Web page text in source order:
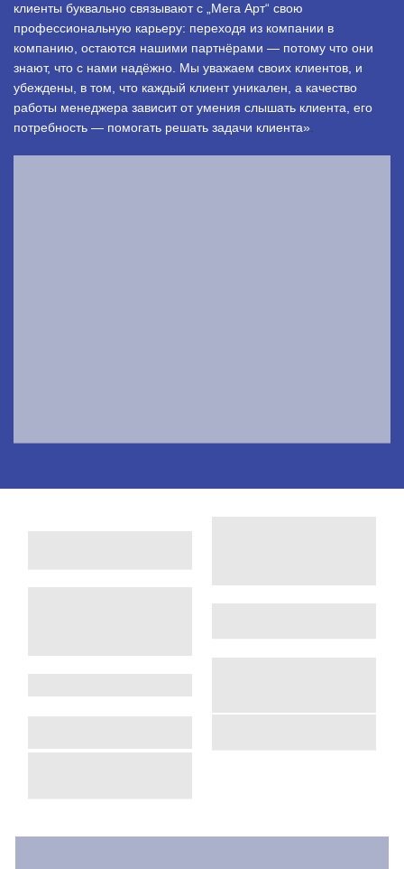
клиенты буквально связывают с „Мега Арт“ свою
профессиональную карьеру: переходя из компании в
компанию, остаются нашими партнёрами — потому что они
знают, что с нами надёжно. Мы уважаем своих клиентов, и
убеждены, в том, что каждый клиент уникален, а качество
работы менеджера зависит от умения слышать клиента, его
потребность — помогать решать задачи клиента».